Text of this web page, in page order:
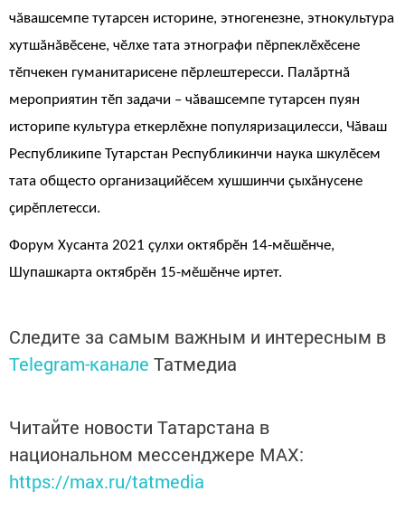
чăвашсемпе тутарсен историне, этногенезне, этнокультура
хутшăнăвӗсене, чӗлхе тата этнографи пӗрпеклӗхӗсене
тӗпчекен гуманитарисене пӗрлештересси. Палăртнă
мероприятин тӗп задачи – чăвашсемпе тутарсен пуян
историпе культура еткерлӗхне популяризацилесси, Чăваш
Республикипе Тутарстан Республикинчи наука шкулӗсем
тата общесто организацийӗсем хушшинчи çыхăнусене
çирӗплетесси.
Форум Хусанта 2021 çулхи октябрӗн 14-мӗшӗнче,
Шупашкарта октябрӗн 15-мӗшӗнче иртет.
Следите за самым важным и интересным в
Telegram-канале Татмедиа
Читайте новости Татарстана в
национальном мессенджере MАХ:
https://max.ru/tatmedia